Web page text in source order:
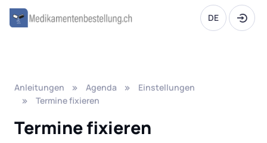
DE
Anleitungen Agenda
Einstellungen
Termine fixieren
Termine fixieren